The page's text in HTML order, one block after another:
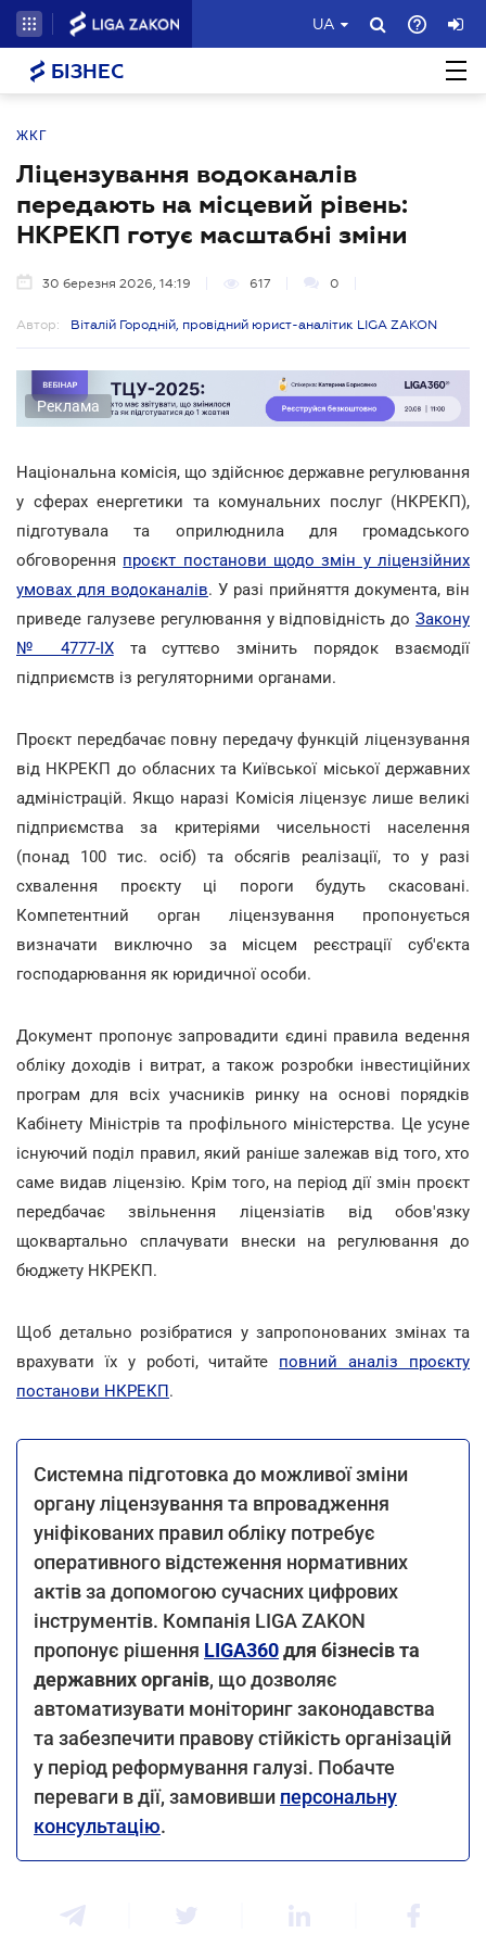
UA
БІЗНЕС
ЖКГ
Ліцензування водоканалів
передають на місцевий рівень:
НКРЕКП готує масштабні зміни
30 березня 2026, 14:19 617 0
Автор: Віталій Городній, провідний юрист-аналітик LIGA ZAKON
Реклама
Національна комісія, що здійснює державне регулювання
у сферах енергетики та комунальних послуг (НКРЕКП),
підготувала та оприлюднила для громадського
обговорення проєкт постанови щодо змін у ліцензійних
умовах для водоканалів. У разі прийняття документа, він
приведе галузеве регулювання у відповідність до Закону
№ 4777-IXта суттєво змінить порядок взаємодії
підприємств із регуляторними органами.
Проєкт передбачає повну передачу функцій ліцензування
від НКРЕКП до обласних та Київської міської державних
адміністрацій. Якщо наразі Комісія ліцензує лише великі
підприємства за критеріями чисельності населення
(понад 100 тис. осіб) та обсягів реалізації, то у разі
схвалення проєкту ці пороги будуть скасовані.
Компетентний орган ліцензування пропонується
визначати виключно за місцем реєстрації суб'єкта
господарювання як юридичної особи.
Документ пропонує запровадити єдині правила ведення
обліку доходів і витрат, а також розробки інвестиційних
програм для всіх учасників ринку на основі порядків
Кабінету Міністрів та профільного міністерства. Це усуне
існуючий поділ правил, який раніше залежав від того, хто
саме видав ліцензію. Крім того, на період дії змін проєкт
передбачає звільнення ліцензіатів від обов'язку
щоквартально сплачувати внески на регулювання до
бюджету НКРЕКП.
Щоб детально розібратися у запропонованих змінах та
врахувати їх у роботі, читайте повний аналіз проєкту
постанови НКРЕКП.
Системна підготовка до можливої зміни
органу ліцензування та впровадження
уніфікованих правил обліку потребує
оперативного відстеження нормативних
актів за допомогою сучасних цифрових
інструментів. Компанія LIGA ZAKON
пропонує рішення LIGA360для бізнесів та
державних органів, що дозволяє
автоматизувати моніторинг законодавства
та забезпечити правову стійкість організацій
у період реформування галузі. Побачте
переваги в дії, замовивши персональну
консультацію.